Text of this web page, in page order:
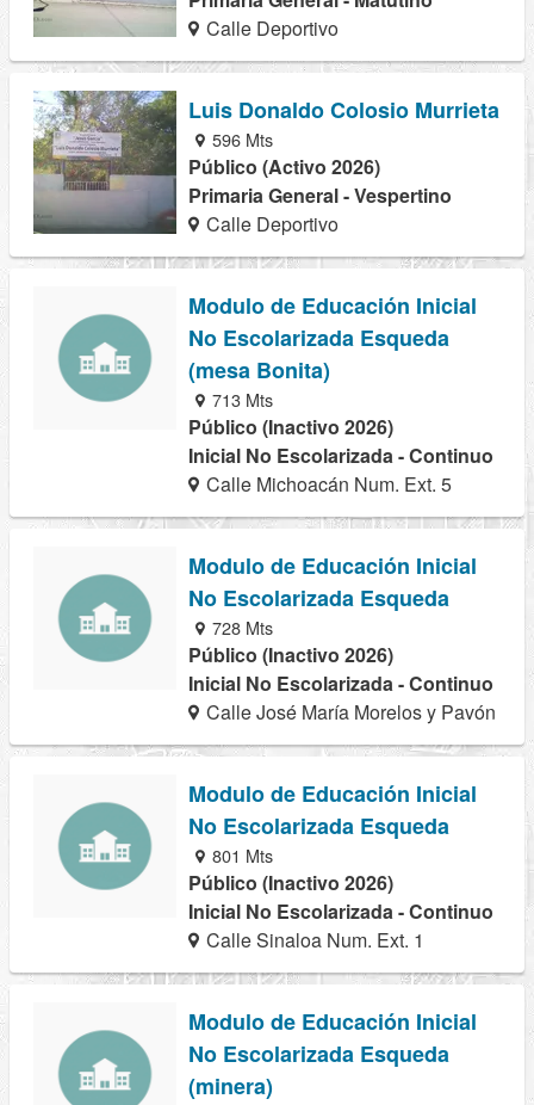
Calle Deportivo
Luis Donaldo Colosio Murrieta
596 Mts
Público (Activo 2026)
Primaria General - Vespertino
Calle Deportivo
Modulo de Educación Inicial
No Escolarizada Esqueda
(mesa Bonita)
713 Mts
Público (Inactivo 2026)
Inicial No Escolarizada - Continuo
Calle Michoacán Num. Ext. 5
Modulo de Educación Inicial
No Escolarizada Esqueda
728 Mts
Público (Inactivo 2026)
Inicial No Escolarizada - Continuo
Calle José María Morelos y Pavón
Modulo de Educación Inicial
No Escolarizada Esqueda
801 Mts
Público (Inactivo 2026)
Inicial No Escolarizada - Continuo
Calle Sinaloa Num. Ext. 1
Modulo de Educación Inicial
No Escolarizada Esqueda
(minera)